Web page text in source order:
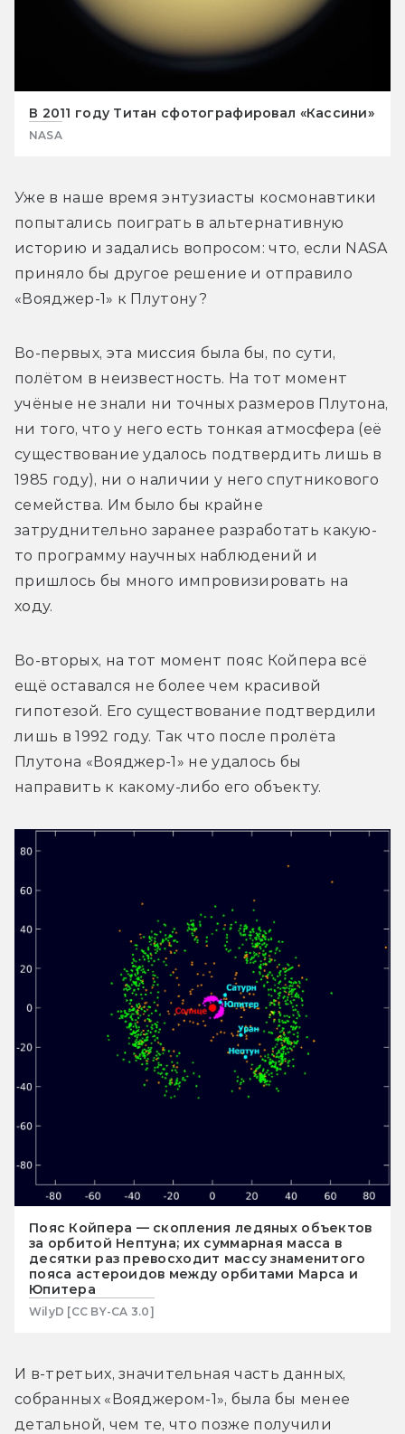
В 2011 году Титан сфотографировал «Кассини»
NASA
Уже в наше время энтузиасты космонавтики
попытались поиграть в альтернативную
историю и задались вопросом: что, если NASA
приняло бы другое решение и отправило
«Вояджер-1» к Плутону?
Во-первых, эта миссия была бы, по сути,
полётом в неизвестность. На тот момент
учёные не знали ни точных размеров Плутона,
ни того, что у него есть тонкая атмосфера (её
существование удалось подтвердить лишь в
1985 году), ни о наличии у него спутникового
семейства. Им было бы крайне
затруднительно заранее разработать какую-
то программу научных наблюдений и
пришлось бы много импровизировать на
ходу.
Во-вторых, на тот момент пояс Койпера всё
ещё оставался не более чем красивой
гипотезой. Его существование подтвердили
лишь в 1992 году. Так что после пролёта
Плутона «Вояджер-1» не удалось бы
направить к какому-либо его объекту.
Пояс Койпера — скопления ледяных объектов
за орбитой Нептуна; их суммарная масса в
десятки раз превосходит массу знаменитого
пояса астероидов между орбитами Марса и
Юпитера
WilyD [CC BY-CA 3.0]
И в-третьих, значительная часть данных,
собранных «Вояджером-1», была бы менее
детальной, чем те, что позже получили